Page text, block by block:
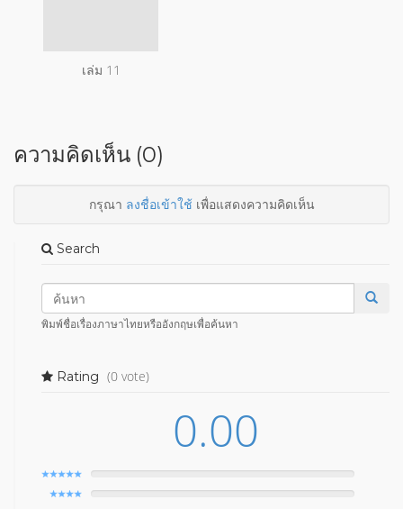
เล่ม 11
ความคิดเห็น (0)
กรุณา ลงชื่อเข้าใช้เพื่อแสดงความคิดเห็น
Search
พิมพ์ชื่อเรื่องภาษาไทยหรืออังกฤษเพื่อค้นหา
Rating (0 vote)
0.00